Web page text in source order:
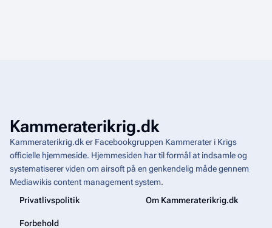
Kammeraterikrig.dk
Kammeraterikrig.dk er Facebookgruppen Kammerater i Krigs
officielle hjemmeside. Hjemmesiden har til formål at indsamle og
systematiserer viden om airsoft på en genkendelig måde gennem
Mediawikiscontent management system.
Privatlivspolitik
Om Kammeraterikrig.dk
Forbehold